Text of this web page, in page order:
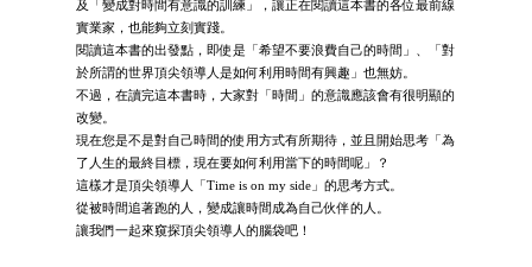
及「變成對時間有意識的訓練」，讓正在閱讀這本書的各位最前線
實業家，也能夠立刻實踐。
閱讀這本書的出發點，即使是「希望不要浪費自己的時間」、「對
於所謂的世界頂尖領導人是如何利用時間有興趣」也無妨。
不過，在讀完這本書時，大家對「時間」的意識應該會有很明顯的
改變。
現在您是不是對自己時間的使用方式有所期待，並且開始思考「為
了人生的最終目標，現在要如何利用當下的時間呢」？
這樣才是頂尖領導人「Time is on my side」的思考方式。
從被時間追著跑的人，變成讓時間成為自己伙伴的人。
讓我們一起來窺探頂尖領導人的腦袋吧！